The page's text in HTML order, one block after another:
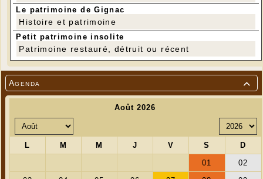

Agenda
Le patrimoine de Gignac
Histoire et patrimoine
Petit patrimoine insolite
Patrimoine restauré, détruit ou récent